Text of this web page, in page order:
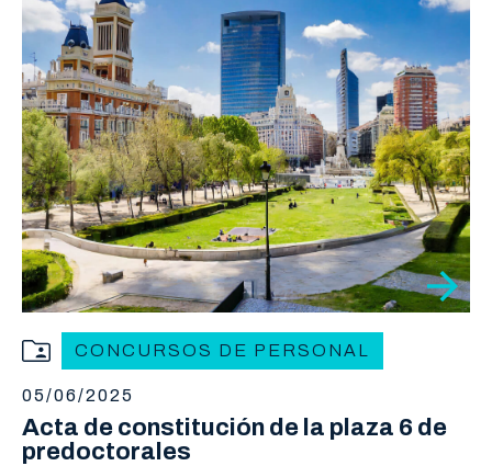
CONCURSOS DE PERSONAL
05/06/2025
Acta de constitución de la plaza 6 de
predoctorales